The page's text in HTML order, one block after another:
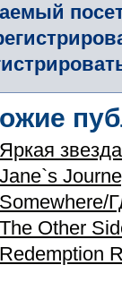
Яркая звезда
Jane`s
Somewhere/
The Other
Redemption